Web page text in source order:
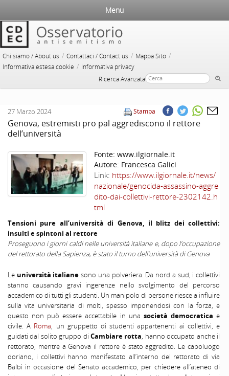
Chi siamo / About us / Contattaci / Contact us / Mappa Sito /
Informativa estesa cookie / Informativa privacy
Ricerca Avanzata
Menu
Stampa
27 Marzo 2024
Genova, estremisti pro pal aggrediscono il rettore
dell’università
Fonte: www.ilgiornale.it
Autore: Francesca Galici
Link: https://www.ilgiornale.it/news/
nazionale/genocida-assassino-aggre
dito-dai-collettivi-rettore-2302142.h
tml
Tensioni pure all’università di Genova, il blitz dei collettivi:
insulti e spintoni al rettore
Proseguono i giorni caldi nelle università italiane e, dopo l’occupazione
del rettorato della Sapienza, è stato il turno dell’università di Genova
Le università italiane sono una polveriera. Da nord a sud, i collettivi
stanno causando gravi ingerenze nello svolgimento del percorso
accademico di tutti gli studenti. Un manipolo di persone riesce a influire
sulla vita universitaria di molti, spesso imponendosi con la forza, e
questo non può essere accettabile in una società democratica e
civile. A Roma, un gruppetto di studenti appartenenti ai collettivi, e
guidati dal solito gruppo di Cambiare rotta, hanno occupato anche il
rettorato, mentre a Genova il rettore è stato aggredito. Le capoluogo
doriano, i collettivi hanno manifestato all’interno del rettorato di via
Balbi in occasione del Senato accademico, per chiedere all’ateneo di